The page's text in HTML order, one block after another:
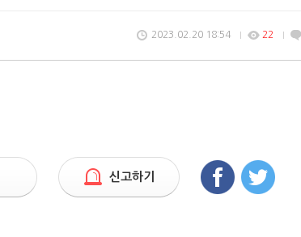
2023.02.20 18:54 22
신고하기